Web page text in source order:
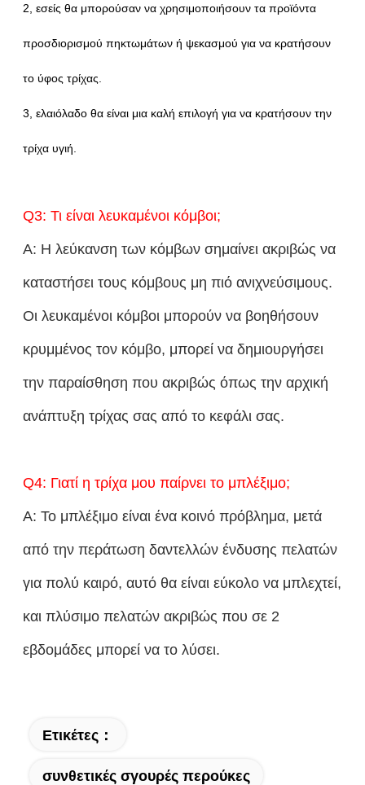
2, εσείς θα μπορούσαν να χρησιμοποιήσουν τα προϊόντα
προσδιορισμού πηκτωμάτων ή ψεκασμού για να κρατήσουν
το ύφος τρίχας.
3, ελαιόλαδο θα είναι μια καλή επιλογή για να κρατήσουν την
τρίχα υγιή.
Q3: Τι είναι λευκαμένοι κόμβοι;
Α: Η λεύκανση των κόμβων σημαίνει ακριβώς να
καταστήσει τους κόμβους μη πιό ανιχνεύσιμους.
Οι λευκαμένοι κόμβοι μπορούν να βοηθήσουν
κρυμμένος τον κόμβο, μπορεί να δημιουργήσει
την παραίσθηση που ακριβώς όπως την αρχική
ανάπτυξη τρίχας σας από το κεφάλι σας.
Q4: Γιατί η τρίχα μου παίρνει το μπλέξιμο;
Α: Το μπλέξιμο είναι ένα κοινό πρόβλημα, μετά
από την περάτωση δαντελλών ένδυσης πελατών
για πολύ καιρό, αυτό θα είναι εύκολο να μπλεχτεί,
και πλύσιμο πελατών ακριβώς που σε 2
εβδομάδες μπορεί να το λύσει.
Ετικέτες：
συνθετικές σγουρές περούκες